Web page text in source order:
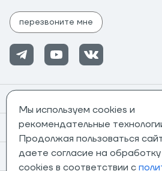
перезвоните мне
Информация
О компании
Мы используем cookies и
рекомендательные
Продолжая пользоваться
даете согласие на
cookies в соответствии с